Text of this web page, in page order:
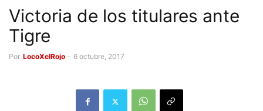
Victoria de los titulares ante
Tigre
Por LocoXelRojo - 6 octubre, 2017